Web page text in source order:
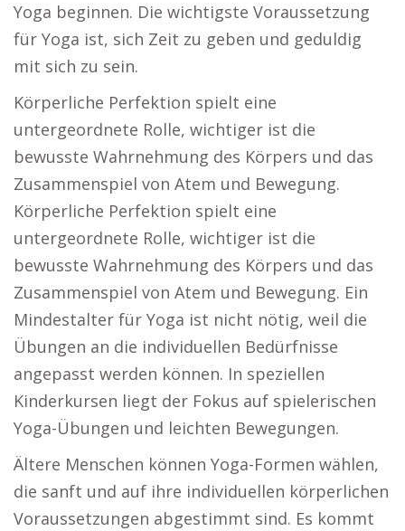
Yoga beginnen. Die wichtigste Voraussetzung
für Yoga ist, sich Zeit zu geben und geduldig
mit sich zu sein.
Körperliche Perfektion spielt eine
untergeordnete Rolle, wichtiger ist die
bewusste Wahrnehmung des Körpers und das
Zusammenspiel von Atem und Bewegung.
Körperliche Perfektion spielt eine
untergeordnete Rolle, wichtiger ist die
bewusste Wahrnehmung des Körpers und das
Zusammenspiel von Atem und Bewegung. Ein
Mindestalter für Yoga ist nicht nötig, weil die
Übungen an die individuellen Bedürfnisse
angepasst werden können. In speziellen
Kinderkursen liegt der Fokus auf spielerischen
Yoga-Übungen und leichten Bewegungen.
Ältere Menschen können Yoga-Formen wählen,
die sanft und auf ihre individuellen körperlichen
Voraussetzungen abgestimmt sind. Es kommt